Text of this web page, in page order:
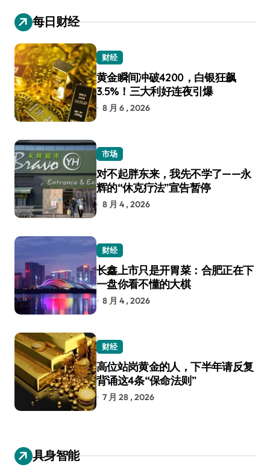
每日财经
财经
黄金瞬间冲破4200，白银狂飙
3.5%！三大利好连夜引爆
8 月 6 , 2026
市场
对不起胖东来，我先不学了——永
辉的“休克疗法”宣告暂停
8 月 4 , 2026
财经
长鑫上市只是开胃菜：合肥正在下
一盘你看不懂的大棋
8 月 4 , 2026
财经
高位站岗黄金的人，下半年请反复
背诵这4条“保命法则”
7 月 28 , 2026
具身智能